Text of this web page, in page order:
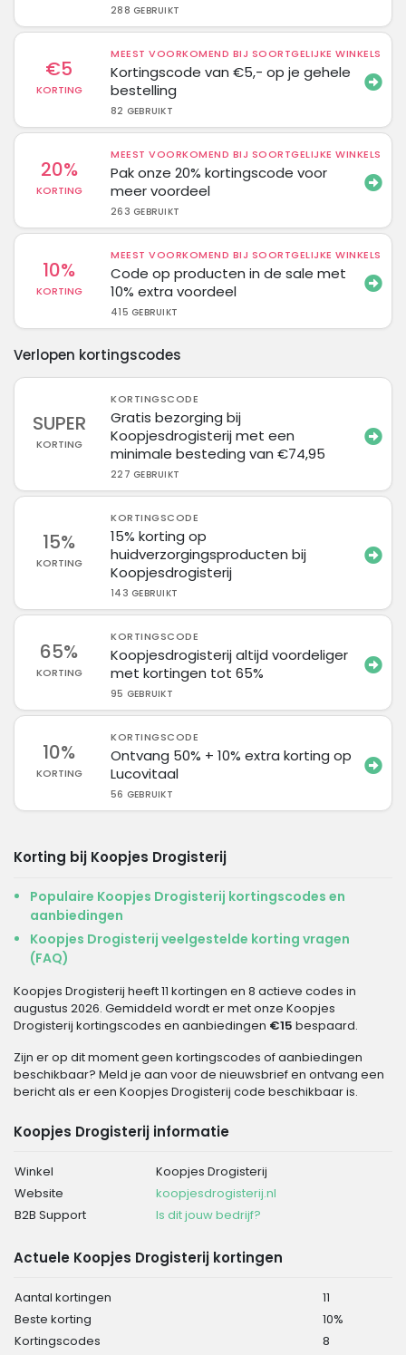
288 GEBRUIKT
€5
KORTING
MEEST VOORKOMEND BIJ SOORTGELIJKE WINKELS
Kortingscode van €5,- op je gehele
bestelling
82 GEBRUIKT
20%
KORTING
MEEST VOORKOMEND BIJ SOORTGELIJKE WINKELS
Pak onze 20% kortingscode voor
meer voordeel
263 GEBRUIKT
10%
KORTING
MEEST VOORKOMEND BIJ SOORTGELIJKE WINKELS
Code op producten in de sale met
10% extra voordeel
415 GEBRUIKT
Verlopen kortingscodes
SUPER
KORTING
KORTINGSCODE
Gratis bezorging bij
Koopjesdrogisterij met een
minimale besteding van €74,95
227 GEBRUIKT
15%
KORTING
KORTINGSCODE
15% korting op
huidverzorgingsproducten bij
Koopjesdrogisterij
143 GEBRUIKT
65%
KORTING
KORTINGSCODE
Koopjesdrogisterij altijd voordeliger
met kortingen tot 65%
95 GEBRUIKT
10%
KORTING
KORTINGSCODE
Ontvang 50% + 10% extra korting op
Lucovitaal
56 GEBRUIKT
Korting bij Koopjes Drogisterij
Populaire Koopjes Drogisterij kortingscodes en
aanbiedingen
Koopjes Drogisterij veelgestelde korting vragen
(FAQ)
Koopjes Drogisterij heeft 11 kortingen en 8 actieve codes in
augustus 2026. Gemiddeld wordt er met onze Koopjes
Drogisterij kortingscodes en aanbiedingen €15 bespaard.
Zijn er op dit moment geen kortingscodes of aanbiedingen
beschikbaar? Meld je aan voor de nieuwsbrief en ontvang een
bericht als er een Koopjes Drogisterij code beschikbaar is.
Koopjes Drogisterij informatie
Winkel
Koopjes Drogisterij
Website
koopjesdrogisterij.nl
B2B Support
Is dit jouw bedrijf?
Actuele Koopjes Drogisterij kortingen
Aantal kortingen
11
Beste korting
10%
Kortingscodes
8